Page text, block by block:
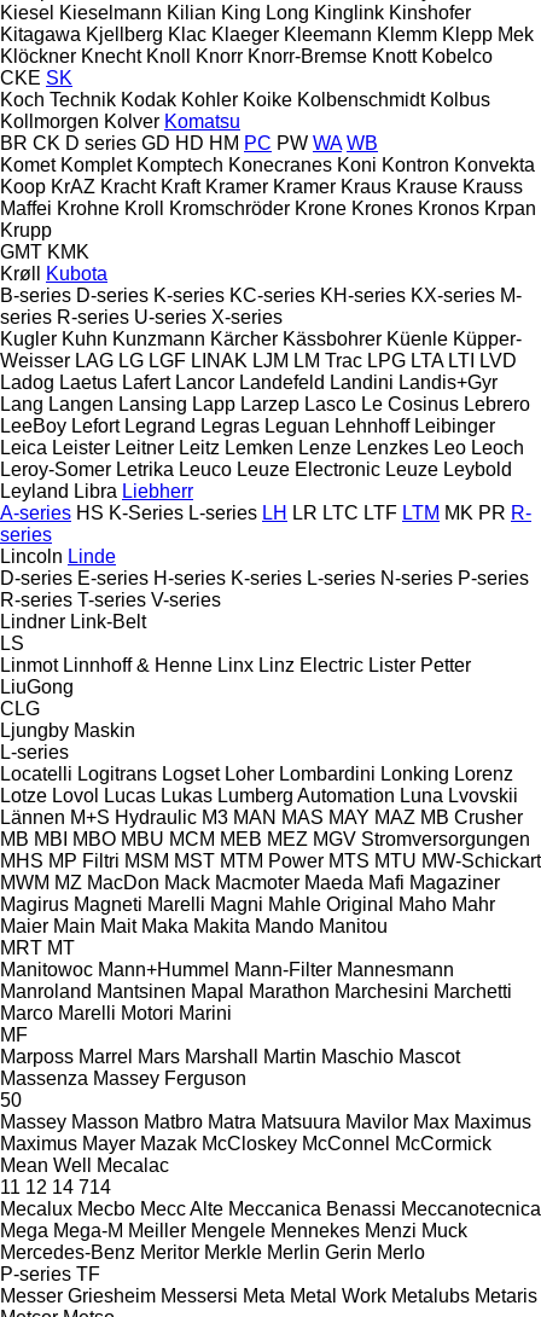
Kiesel Kieselmann Kilian King Long Kinglink Kinshofer
Kitagawa Kjellberg Klac Klaeger Kleemann Klemm Klepp Mek
Klöckner Knecht Knoll Knorr Knorr-Bremse Knott Kobelco
CKE SK
Koch Technik Kodak Kohler Koike Kolbenschmidt Kolbus
Kollmorgen Kolver Komatsu
BR CK D series GD HD HM PC PW WA WB
Komet Komplet Komptech Konecranes Koni Kontron Konvekta
Koop KrAZ Kracht Kraft Kramer Kramer Kraus Krause Krauss
Maffei Krohne Kroll Kromschröder Krone Krones Kronos Krpan
Krupp
GMT KMK
Krøll
Kubota
B-series D-series K-series KC-series KH-series KX-series M-
series R-series U-series X-series
Kugler Kuhn Kunzmann Kärcher Kässbohrer Küenle Küpper-
Weisser LAG LG LGF LINAK LJM LM Trac LPG LTA LTI
LVD
Ladog Laetus Lafert Lancor Landefeld Landini Landis+Gyr
Lang Langen Lansing Lapp Larzep Lasco Le Cosinus Lebrero
LeeBoy Lefort Legrand Legras Leguan Lehnhoff Leibinger
Leica Leister Leitner Leitz Lemken Lenze Lenzkes Leo Leoch
Leroy-Somer Letrika Leuco Leuze Electronic Leuze Leybold
Leyland Libra Liebherr
A-series HS K-Series L-series LH LR LTC LTF LTM MK PR R-
series
Lincoln Linde
D-series E-series H-series K-series L-series N-series P-series
R-series T-series V-series
Lindner Link-Belt
LS
Linmot Linnhoff & Henne Linx Linz Electric Lister Petter
LiuGong
CLG
Ljungby Maskin
L-series
Locatelli Logitrans Logset Loher Lombardini Lonking Lorenz
Lotze Lovol Lucas Lukas Lumberg Automation Luna Lvovskii
Lännen M+S Hydraulic M3 MAN MAS MAY MAZ MB Crusher
MB MBI MBO MBU MCM MEB MEZ MGV Stromversorgungen
MHS MP Filtri MSM MST MTM Power MTS MTU MW-Schickart
MWM MZ MacDon Mack Macmoter Maeda Mafi Magaziner
Magirus Magneti Marelli Magni Mahle Original Maho Mahr
Maier Main Mait Maka Makita Mando Manitou
MRT MT
Manitowoc Mann+Hummel Mann-Filter Mannesmann
Manroland Mantsinen Mapal Marathon Marchesini Marchetti
Marco Marelli Motori Marini
MF
Marposs Marrel Mars Marshall Martin Maschio Mascot
Massenza Massey Ferguson
50
Massey Masson Matbro Matra Matsuura Mavilor Max Maximus
Maximus Mayer Mazak McCloskey McConnel McCormick
Mean Well
Mecalac
11 12 14 714
Mecalux Mecbo Mecc Alte Meccanica Benassi Meccanotecnica
Mega Mega-M Meiller Mengele Mennekes Menzi Muck
Mercedes-Benz Meritor Merkle Merlin Gerin Merlo
P-series TF
Messer Griesheim Messersi Meta Metal Work Metalubs Metaris